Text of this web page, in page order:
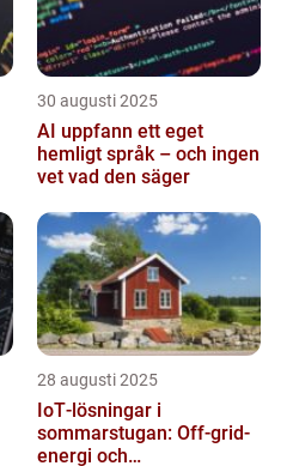
30 augusti 2025
AI uppfann ett eget
hemligt språk – och ingen
vet vad den säger
28 augusti 2025
IoT‑lösningar i
sommarstugan: Off‑grid-
energi och